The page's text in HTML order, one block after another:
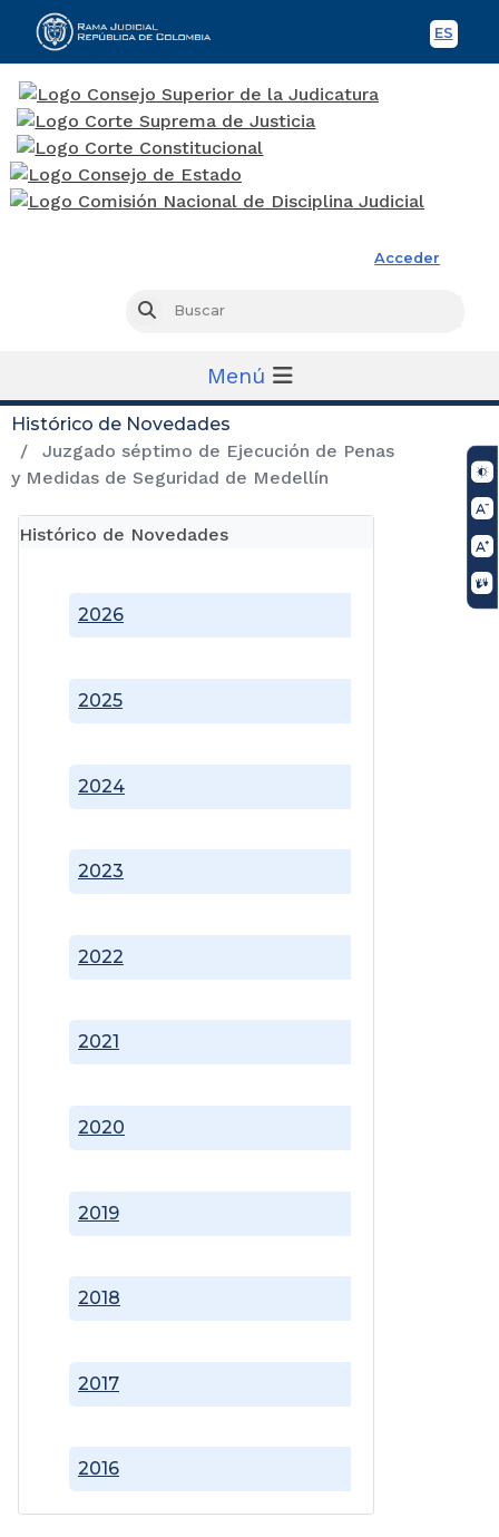
ES
Acceder
Buscar
Menú
Histórico de Novedades
Juzgado séptimo de Ejecución de Penas
y Medidas de Seguridad de Medellín
Histórico de Novedades
2016
2017
2018
2019
2020
2021
2022
2023
2024
2025
2026